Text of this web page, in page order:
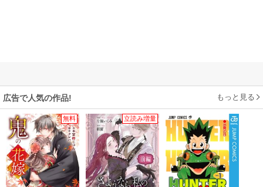
広告で人気の作品! もっと見る
無料 立読み増量